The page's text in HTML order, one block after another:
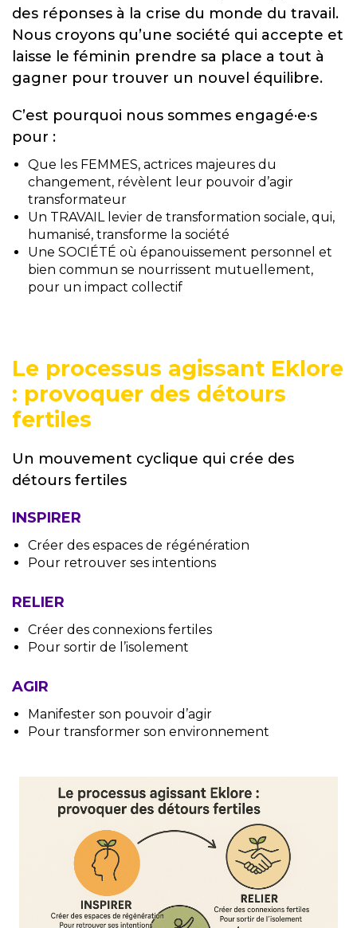
des réponses à la crise du monde du travail.
Nous croyons qu’une société qui accepte et
laisse le féminin prendre sa place a tout à
gagner pour trouver un nouvel équilibre.
C’est pourquoi nous sommes engagé·e·s
pour :
Que les FEMMES, actrices majeures du
changement, révèlent leur pouvoir d’agir
transformateur
Un TRAVAIL levier de transformation sociale, qui,
humanisé, transforme la société
Une SOCIÉTÉ où épanouissement personnel et
bien commun se nourrissent mutuellement,
pour un impact collectif
Le processus agissant Eklore
: provoquer des détours
fertiles
Un mouvement cyclique qui crée des
détours fertiles
INSPIRER
Créer des espaces de régénération
Pour retrouver ses intentions
RELIER
Créer des connexions fertiles
Pour sortir de l’isolement
AGIR
Manifester son pouvoir d’agir
Pour transformer son environnement